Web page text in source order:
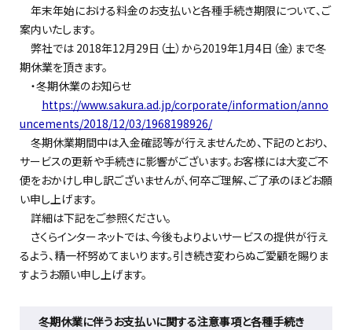
年末年始における料金のお支払いと各種手続き期限について、ご
案内いたします。
弊社では 2018年12月29日（土）から2019年1月4日（金）まで冬
期休業を頂きます。
・冬期休業のお知らせ
https://www.sakura.ad.jp/corporate/information/anno
uncements/2018/12/03/1968198926/
冬期休業期間中は入金確認等が行えませんため、下記のとおり、
サービスの更新や手続きに影響がございます。お客様には大変ご不
便をおかけし申し訳ございませんが、何卒ご理解、ご了承のほどお願
い申し上げます。
詳細は下記をご参照ください。
さくらインターネットでは、今後もよりよいサービスの提供が行え
るよう、精一杯努めてまいります。引き続き変わらぬご愛顧を賜りま
すようお願い申し上げます。
冬期休業に伴うお支払いに関する注意事項と各種手続き